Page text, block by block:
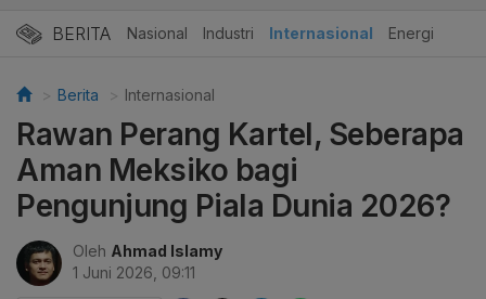
BERITA Nasional Industri Internasional Energi
Berita Internasional
Rawan Perang Kartel, Seberapa
Aman Meksiko bagi
Pengunjung Piala Dunia 2026?
Oleh Ahmad Islamy
1 Juni 2026, 09:11